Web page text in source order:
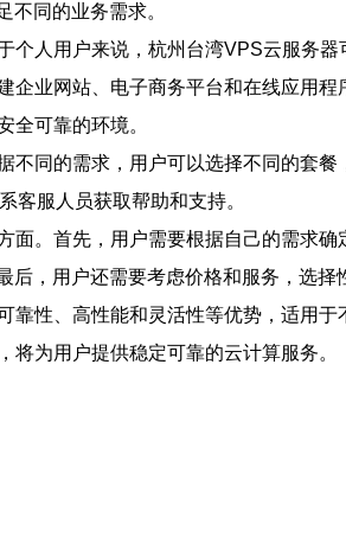
同的业务需求。
人用户来说，杭州台湾VPS云服务
业网站、电子商务平台和在线应用
全可靠的环境。
同的需求，用户可以选择不同的套
客服人员获取帮助和支持。
。首先，用户需要根据自己的需求
，用户还需要考虑价格和服务，选择
性、高性能和灵活性等优势，适用
为用户提供稳定可靠的云计算服务。